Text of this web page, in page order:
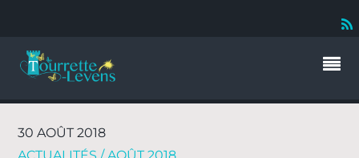
30 AOÛT 2018